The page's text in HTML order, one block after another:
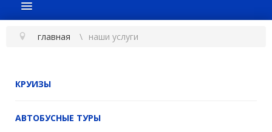
главная наши услуги
КРУИЗЫ
АВТОБУСНЫЕ ТУРЫ